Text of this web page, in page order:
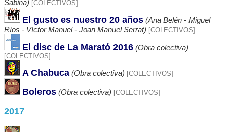
Sabina)
[COLECTIVOS]
El gusto es nuestro 20 años (Ana Belén - Miguel
Ríos - Víctor Manuel - Joan Manuel Serrat)
[COLECTIVOS]
El disc de La Marató 2016 (Obra colectiva)
[COLECTIVOS]
A Chabuca (Obra colectiva) [COLECTIVOS]
Boleros (Obra colectiva) [COLECTIVOS]
2017